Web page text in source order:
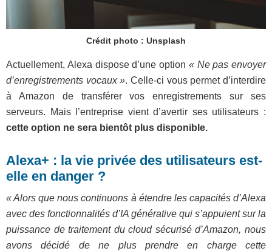
Crédit photo : Unsplash
Actuellement, Alexa dispose d’une option « Ne pas envoyer
d’enregistrements vocaux ». Celle-ci vous permet d’interdire
à Amazon de transférer vos enregistrements sur ses
serveurs. Mais l’entreprise vient d’avertir ses utilisateurs :
cette option ne sera bientôt plus disponible.
Alexa+ : la vie privée des utilisateurs est-
elle en danger ?
« Alors que nous continuons à étendre les capacités d’Alexa
avec des fonctionnalités d’IA générative qui s’appuient sur la
puissance de traitement du cloud sécurisé d’Amazon, nous
avons décidé de ne plus prendre en charge cette